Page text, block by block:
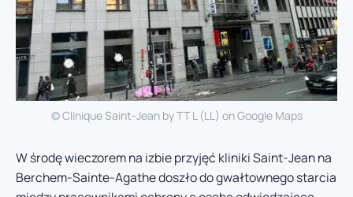
© Clinique Saint-Jean by TT L (LL) on Google Maps
W środę wieczorem na izbie przyjęć kliniki Saint-Jean na
Berchem-Sainte-Agathe doszło do gwałtownego starcia